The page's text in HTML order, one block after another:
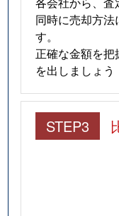
同時に売却方法
す。
正確な金額を
を出しましょう
STEP3